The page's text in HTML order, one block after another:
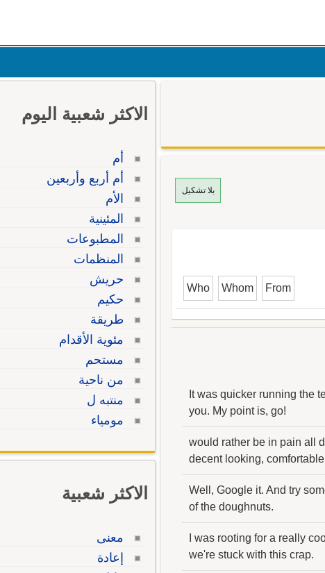
بلا تشكيل
Who Whom From
It was quicker running the
you. My point is, go!
would rather be in pain all
decent looking,
Well, Google it. And try
of the doughnuts.
I was rooting for a really
we're stuck with this crap.
الاكثر شعبية اليوم
أم
أم أربع وأربعين
الأم
المئينية
المطبوعات
المنظمات
حريش
حكيم
طريقة
مئوية الأقدام
مستحم
من ناحية
منتبه ل
مومياء
الاكثر شعبية
معنى
إعادة